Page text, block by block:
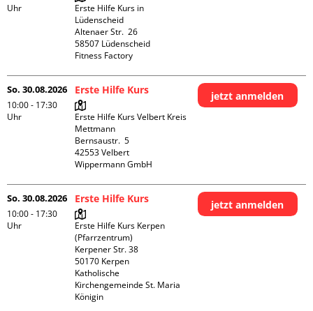
Uhr
Erste Hilfe Kurs in
Lüdenscheid
Altenaer Str.  26
58507 Lüdenscheid
Fitness Factory
So. 30.08.2026
10:00 - 17:30
Uhr
Erste Hilfe Kurs
Erste Hilfe Kurs Velbert Kreis
Mettmann
Bernsaustr.  5
42553 Velbert
Wippermann GmbH
jetzt anmelden
So. 30.08.2026
10:00 - 17:30
Uhr
Erste Hilfe Kurs
Erste Hilfe Kurs Kerpen
(Pfarrzentrum)
Kerpener Str. 38
50170 Kerpen
Katholische
Kirchengemeinde St. Maria
Königin
jetzt anmelden